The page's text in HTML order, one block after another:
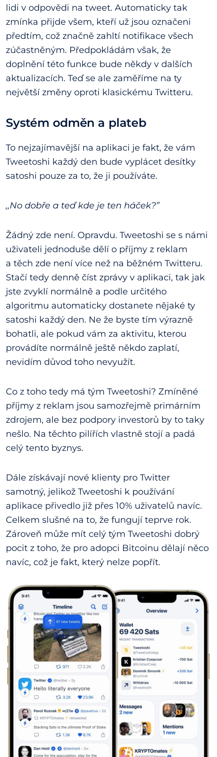
lidi v odpovědi na tweet. Automaticky tak
zmínka přijde všem, kteří už jsou označeni
předtím, což značně zahltí notifikace všech
zúčastněným. Předpokládám však, že
doplnění této funkce bude někdy v dalších
aktualizacích. Teď se ale zaměříme na ty
největší změny oproti klasickému Twitteru.
Systém odměn a plateb
To nejzajímavější na aplikaci je fakt, že vám
Tweetoshi každý den bude vyplácet desítky
satoshi pouze za to, že ji používáte.
,,No dobře a teď kde je ten háček?”
Žádný zde není. Opravdu. Tweetoshi se s námi
uživateli jednoduše dělí o příjmy z reklam
a těch zde není více než na běžném Twitteru.
Stačí tedy denně číst zprávy v aplikaci, tak jak
jste zvyklí normálně a podle určitého
algoritmu automaticky dostanete nějaké ty
satoshi každý den. Ne že byste tím výrazně
bohatli, ale pokud vám za aktivitu, kterou
provádíte normálně ještě někdo zaplatí,
nevidím důvod toho nevyužít.
Co z toho tedy má tým Tweetoshi? Zmíněné
příjmy z reklam jsou samozřejmě primárním
zdrojem, ale bez podpory investorů by to taky
nešlo. Na těchto pilířích vlastně stojí a padá
celý tento byznys.
Dále získávají nové klienty pro Twitter
samotný, jelikož Tweetoshi k používání
aplikace přivedlo již přes 10% uživatelů navíc.
Celkem slušné na to, že fungují teprve rok.
Zároveň může mít celý tým Tweetoshi dobrý
pocit z toho, že pro adopci Bitcoinu dělají něco
navíc, což je fakt, který nelze popřít.